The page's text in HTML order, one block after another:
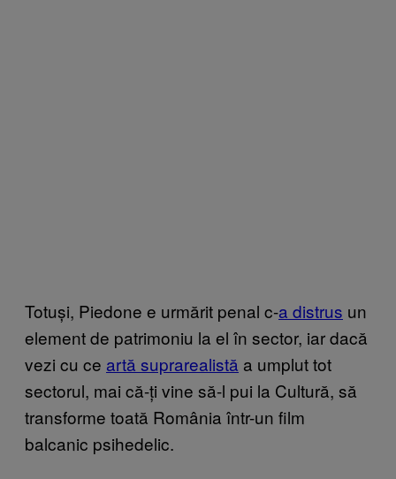
Totuși, Piedone e urmărit penal c-a distrus un
element de patrimoniu la el în sector, iar dacă
vezi cu ce artă suprarealistă a umplut tot
sectorul, mai că-ți vine să-l pui la Cultură, să
transforme toată România într-un film
balcanic psihedelic.